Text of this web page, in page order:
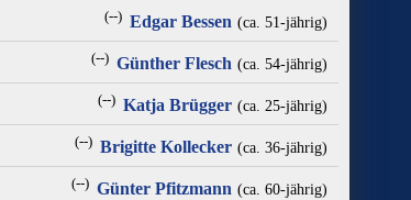
(--) Edgar Bessen (ca. 51‑jährig)
(--) Günther Flesch (ca. 54‑jährig)
(--) Katja Brügger (ca. 25‑jährig)
(--) Brigitte Kollecker (ca. 36‑jährig)
(--) Günter Pfitzmann (ca. 60‑jährig)